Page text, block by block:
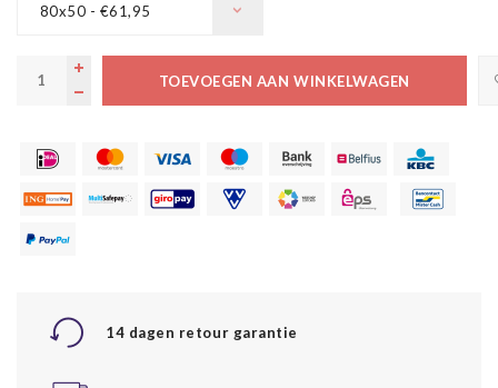
80x50 - €61,95
TOEVOEGEN AAN WINKELWAGEN
14 dagen retour garantie